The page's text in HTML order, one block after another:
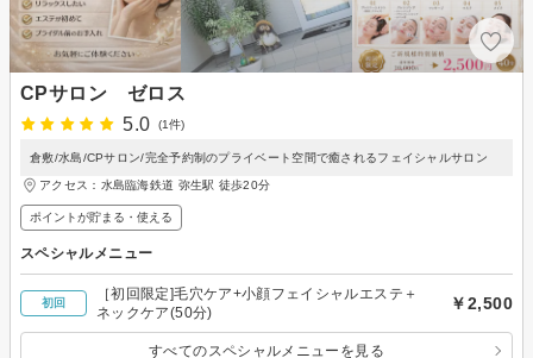
CPサロン ゼロス
5.0
(1件)
倉敷/水島/CPサロン/完全予約制のプライベート空間で癒されるフェイシャルサロン
アクセス：水島臨海鉄道 弥生駅 徒歩20分
ポイントが貯まる・使える
スペシャルメニュー
初回
［初回限定]毛穴ケア+小顔フェイシャルエステ＋
ネックケア(50分)
￥2,500
すべてのスペシャルメニューを見る